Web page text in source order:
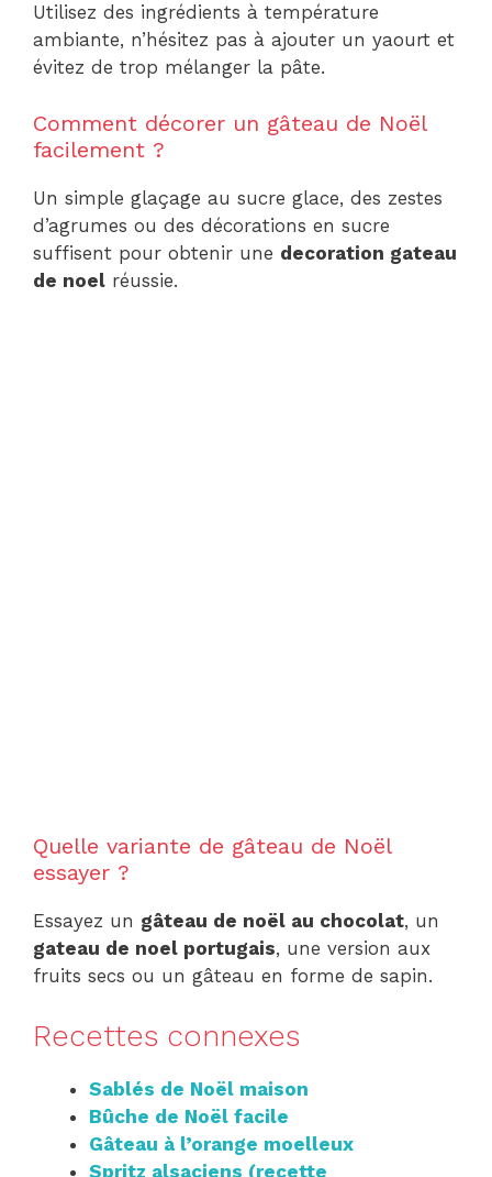
Utilisez des ingrédients à température
ambiante, n’hésitez pas à ajouter un yaourt et
évitez de trop mélanger la pâte.
Comment décorer un gâteau de Noël
facilement ?
Un simple glaçage au sucre glace, des zestes
d’agrumes ou des décorations en sucre
suffisent pour obtenir une decoration gateau
de noel réussie.
Quelle variante de gâteau de Noël
essayer ?
Essayez un gâteau de noël au chocolat, un
gateau de noel portugais, une version aux
fruits secs ou un gâteau en forme de sapin.
Recettes connexes
Sablés de Noël maison
Bûche de Noël facile
Gâteau à l’orange moelleux
Spritz alsaciens (recette